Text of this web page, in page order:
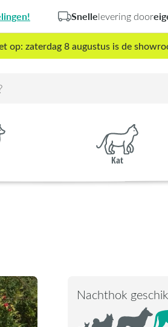
Snellelevering door
op: zaterdag 8 augustus is de
Kat
Nachthok